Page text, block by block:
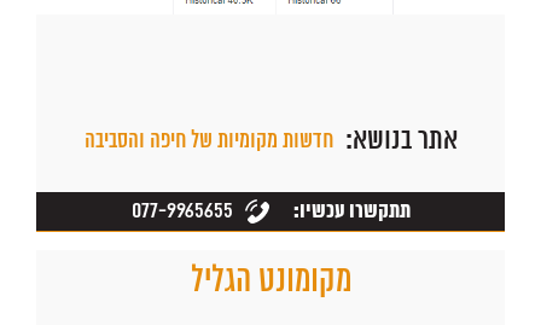
אתר בנושא: חדשות מקומיות של חיפה והסביבה
תתקשרו עכשיו: 077-9965655
מקומונט הגליל